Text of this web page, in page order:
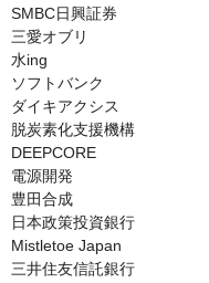
SMBC日興証券
三愛オブリ
水ing
ソフトバンク
ダイキアクシス
脱炭素化支援機構
DEEPCORE
電源開発
豊田合成
日本政策投資銀行
Mistletoe Japan
三井住友信託銀行